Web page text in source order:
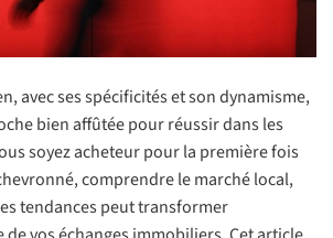
avec ses spécificités et son dynamisme,
bien affûtée pour réussir dans les
soyez acheteur pour la première fois
comprendre le marché local,
tendances peut transformer